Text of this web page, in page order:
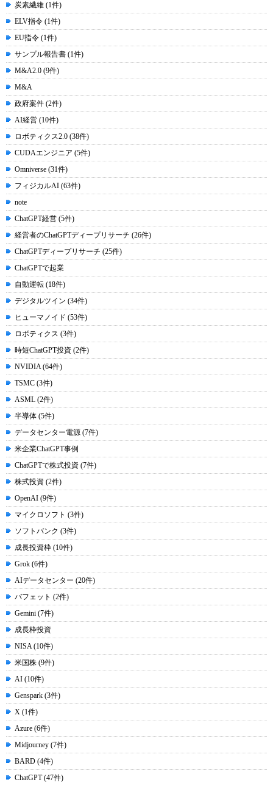
炭素繊維 (1件)
ELV指令 (1件)
EU指令 (1件)
サンプル報告書 (1件)
M&A2.0 (9件)
M&A
政府案件 (2件)
AI経営 (10件)
ロボティクス2.0 (38件)
CUDAエンジニア (5件)
Omniverse (31件)
フィジカルAI (63件)
note
ChatGPT経営 (5件)
経営者のChatGPTディープリサーチ (26件)
ChatGPTディープリサーチ (25件)
ChatGPTで起業
自動運転 (18件)
デジタルツイン (34件)
ヒューマノイド (53件)
ロボティクス (3件)
時短ChatGPT投資 (2件)
NVIDIA (64件)
TSMC (3件)
ASML (2件)
半導体 (5件)
データセンター電源 (7件)
米企業ChatGPT事例
ChatGPTで株式投資 (7件)
株式投資 (2件)
OpenAI (9件)
マイクロソフト (3件)
ソフトバンク (3件)
成長投資枠 (10件)
Grok (6件)
AIデータセンター (20件)
バフェット (2件)
Gemini (7件)
成長枠投資
NISA (10件)
米国株 (9件)
AI (10件)
Genspark (3件)
X (1件)
Azure (6件)
Midjourney (7件)
BARD (4件)
ChatGPT (47件)